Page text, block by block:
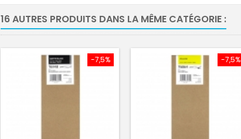
16 AUTRES PRODUITS DANS LA MÊME CATÉGORIE :
-7,5% -7,5%